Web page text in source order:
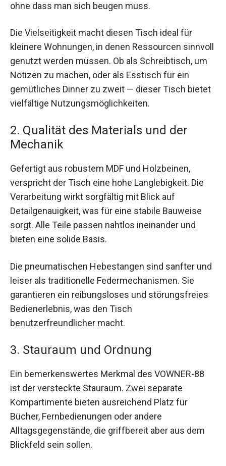
ohne dass man sich beugen muss.
Die Vielseitigkeit macht diesen Tisch ideal für
kleinere Wohnungen, in denen Ressourcen sinnvoll
genutzt werden müssen. Ob als Schreibtisch, um
Notizen zu machen, oder als Esstisch für ein
gemütliches Dinner zu zweit — dieser Tisch bietet
vielfältige Nutzungsmöglichkeiten.
2. Qualität des Materials und der
Mechanik
Gefertigt aus robustem MDF und Holzbeinen,
verspricht der Tisch eine hohe Langlebigkeit. Die
Verarbeitung wirkt sorgfältig mit Blick auf
Detailgenauigkeit, was für eine stabile Bauweise
sorgt. Alle Teile passen nahtlos ineinander und
bieten eine solide Basis.
Die pneumatischen Hebestangen sind sanfter und
leiser als traditionelle Federmechanismen. Sie
garantieren ein reibungsloses und störungsfreies
Bedienerlebnis, was den Tisch
benutzerfreundlicher macht.
3. Stauraum und Ordnung
Ein bemerkenswertes Merkmal des VOWNER-88
ist der versteckte Stauraum. Zwei separate
Kompartimente bieten ausreichend Platz für
Bücher, Fernbedienungen oder andere
Alltagsgegenstände, die griffbereit aber aus dem
Blickfeld sein sollen.